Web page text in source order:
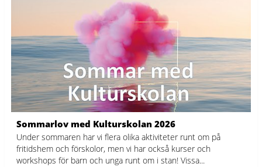
Sommarlov med Kulturskolan 2026
Under sommaren har vi flera olika aktiviteter runt om på
fritidshem och förskolor, men vi har också kurser och
workshops för barn och unga runt om i stan! Vissa...